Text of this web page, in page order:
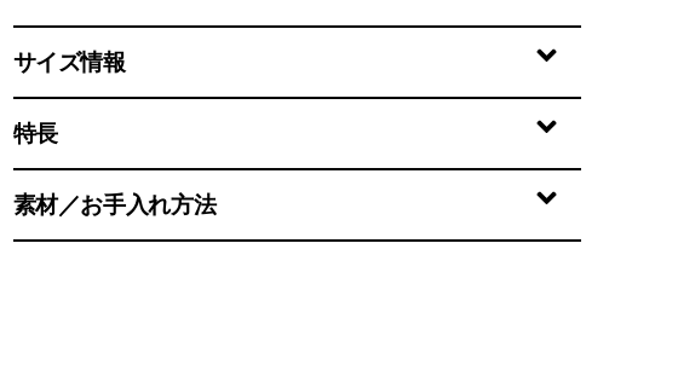
サイズ情報
特長
素材／お手入れ方法